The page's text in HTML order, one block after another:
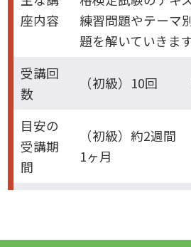
座内容
練習問題やテーマ
題を解いていきます
受講回
数
（初級）10回
目安の
受講期
間
（初級）約2週間
1ヶ月